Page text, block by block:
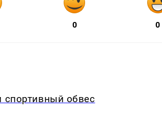
0 0
спортивный обвес